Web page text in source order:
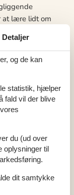
at lære lidt om
Her kan I nyde
landskab.
overveje en tur til
har en række
og omegn,
rige historie og
der noget for alle
der venter jer:
kan I
Detaljer
og de kan
statistik, hjælper
fald vil der blive
du (ud over
oplysninger til
dit samtykke